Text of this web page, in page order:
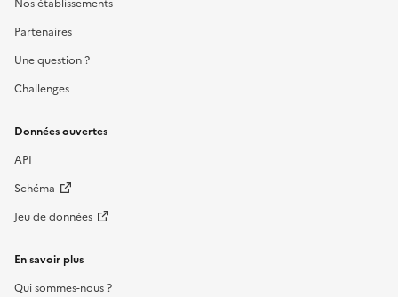
Partenaires
Une question ?
Challenges
Données ouvertes
API
Schéma
Jeu de données
En savoir plus
Qui sommes-nous ?